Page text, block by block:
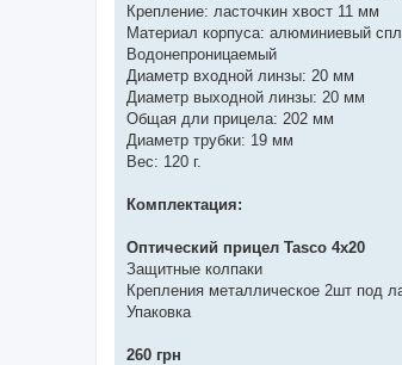
Крепление: ласточкин хвост 11 мм
Материал корпуса: алюминиевый
Водонепроницаемый
Диаметр входной линзы: 20 мм
Диаметр выходной линзы: 20 мм
Общая дли прицела: 202 мм
Диаметр трубки: 19 мм
Вес: 120 г.
Комплектация:
Оптический прицел Tasco 4х20
Защитные колпаки
Крепления металлическое 2шт под
Упаковка
260 грн